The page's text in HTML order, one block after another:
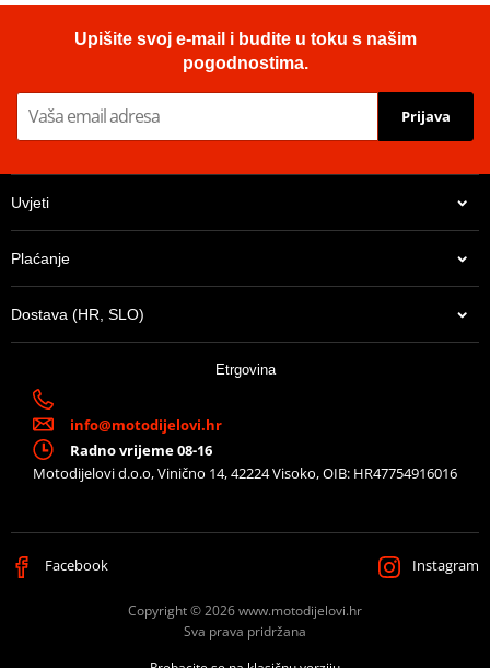
Upišite svoj e-mail i budite u toku s našim
pogodnostima.
Prijava
Uvjeti
Plaćanje
Dostava (HR, SLO)
Etrgovina
info@motodijelovi.hr
Radno vrijeme 08-16
Motodijelovi d.o.o, Vinično 14, 42224 Visoko, OIB: HR47754916016
Facebook Instagram
Copyright © 2026 www.motodijelovi.hr
Sva prava pridržana